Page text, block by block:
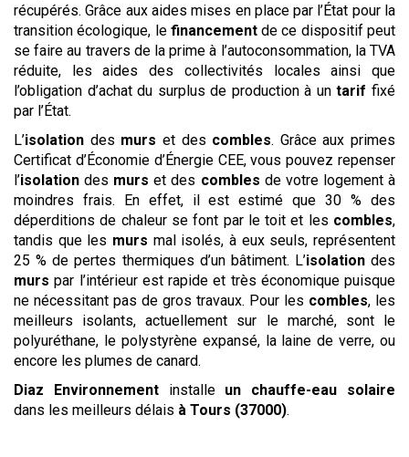
récupérés. Grâce aux aides mises en place par l’État pour la
transition écologique, le financementde ce dispositif peut
se faire au travers de la prime à l’autoconsommation, la TVA
réduite, les aides des collectivités locales ainsi que
l’obligation d’achat du surplus de production à untarif fixé
par l’État.
L’isolation des murs et des combles. Grâce aux primes
Certificat d’Économie d’Énergie CEE, vous pouvez repenser
l’isolation des murs et des combles de votre logement à
moindres frais. En effet, il est estimé que 30 % des
déperditions de chaleur se font par le toit et les combles,
tandis que les murs mal isolés, à eux seuls, représentent
25 % de pertes thermiques d’un bâtiment. L’isolationdes
murs par l’intérieur est rapide et très économique puisque
ne nécessitant pas de gros travaux. Pour les combles, les
meilleurs isolants, actuellement sur le marché, sont le
polyuréthane, le polystyrène expansé, la laine de verre, ou
encore les plumes de canard.
Diaz Environnementinstalle un chauffe-eau solaire
dans les meilleurs délais à Tours (37000).